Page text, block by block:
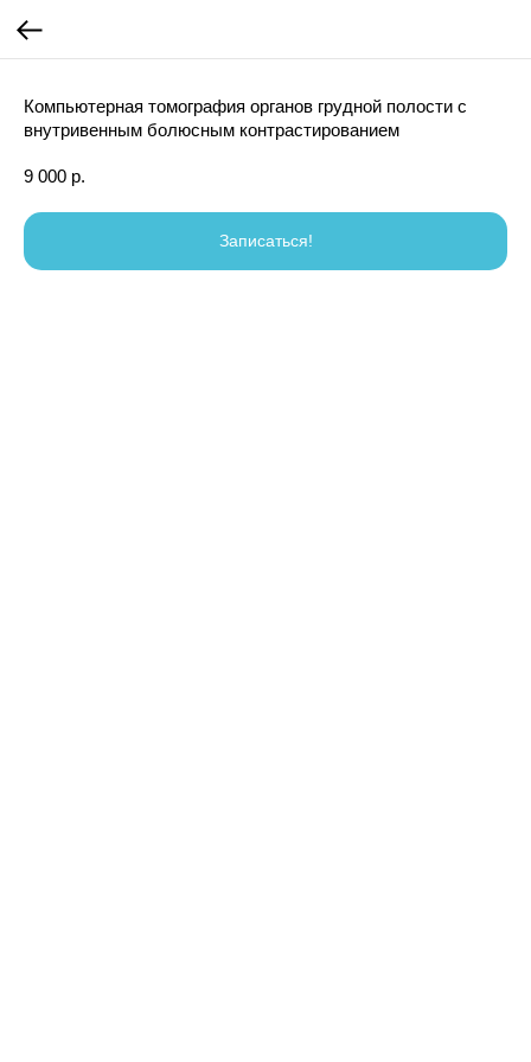
Компьютерная томография органов грудной полости с
внутривенным болюсным контрастированием
9 000 р.
Записаться!